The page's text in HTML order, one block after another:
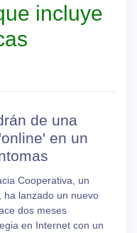
incluye
de una
en un
Cooperativa, un
ha lanzado un nuevo
dos meses
en Internet con un